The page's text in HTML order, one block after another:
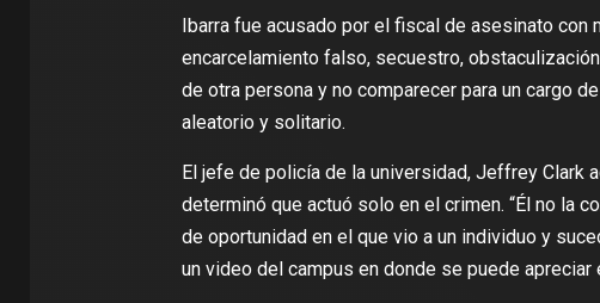
Ibarra fue acusado por el fiscal de asesinato con
encarcelamiento falso, secuestro,
de otra persona y no comparecer para un cargo
aleatorio y solitario.
El jefe de policía de la universidad, Jeffrey Clark
determinó que actuó solo en el crimen. “Él no la
de oportunidad en el que vio a un individuo y
un video del campus en donde se puede